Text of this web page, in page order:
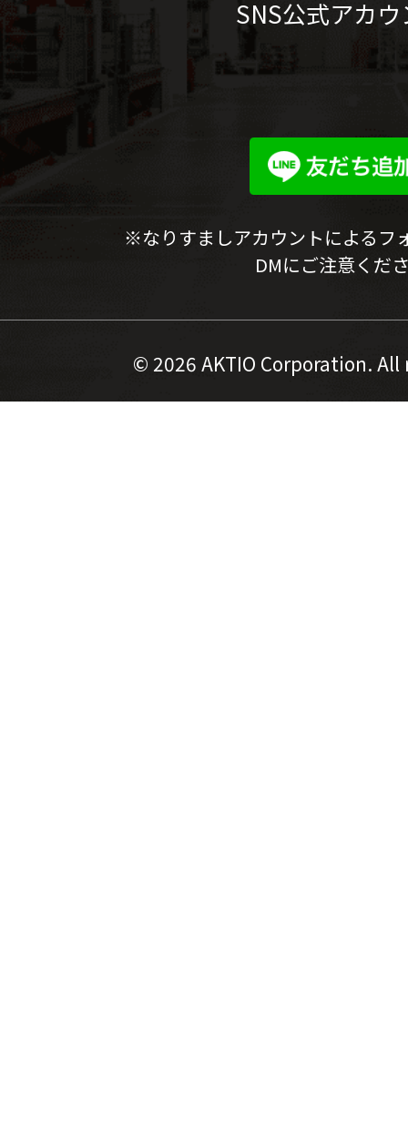
SNS公式アカ
※なりすましアカウントによるフ
DMにご注意くだ
© 2026 AKTIO Corporation.